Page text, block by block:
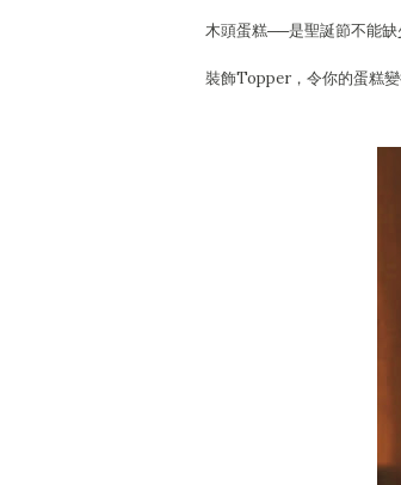
木頭蛋糕──是聖誕節不能
裝飾Topper，令你的蛋糕變